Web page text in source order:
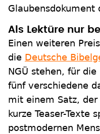
Glaubensdokument
Als Lektüre nur
Einen weiteren
die Deutsche
NGÜ stehen, für
fünf verschiedene
mit einem Satz,
kurze Teaser-Texte
postmodernen